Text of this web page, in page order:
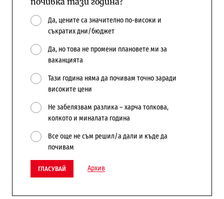
Да, цените са значително по-високи и
съкратих дни/бюджет
Да, но това не промени плановете ми за
ваканцията
Тази година няма да почивам точно заради
високите цени
Не забелязвам разлика – харча толкова,
колкото и миналата година
Все още не съм решил/а дали и къде да
почивам
ГЛАСУВАЙ Архив